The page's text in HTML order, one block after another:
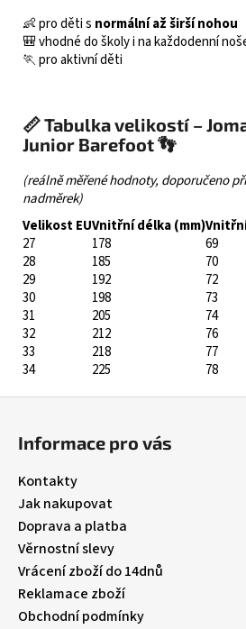
👶 pro děti s normální až širší nohou
🎒 vhodné do školy i na každodenní
🏃 pro aktivní děti
📏 Tabulka velikostí –
Junior Barefoot 👣
(reálně měřené hodnoty, doporučeno
nadměrek)
Velikost EUVnitřní délka (mm)
27
178
69
28
185
70
29
192
72
30
198
73
31
205
74
32
212
76
33
218
77
34
225 78
Informace pro vás
Kontakty
Jak nakupovat
Doprava a platba
Věrnostní slevy
Vrácení zboží do 14dnů
Reklamace zboží
Obchodní podmínky